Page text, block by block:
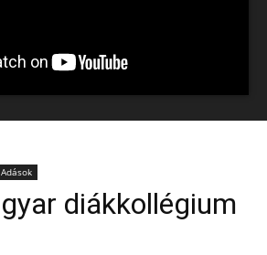
Adások
diákkollégium